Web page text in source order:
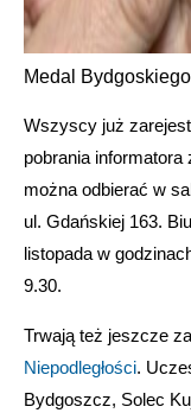
Medal
Wszyscy już
pobrania
można odbierać w
ul. Gdańskiej 163.
listopada w
9.30.
Trwają też jeszcze
Niepodległości.
Bydgoszcz, Solec